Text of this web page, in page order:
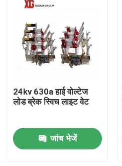
24kv 630a हाई वोल्टेज
लोड ब्रेक स्विच लाइट वेट
जांच भेजें